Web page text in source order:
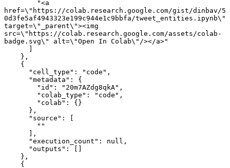
href=\"https://colab.research.google.com/gist/dinbav/5
0d3fe5af4943323e199c944e1c9bbfa/tweet_entities.ipynb\"
target=\"_parent\"><img
src=\"https://colab.research.google.com/assets/colab-
badge.svg\" alt=\"Open In Colab\"/></a>"
    },
    {
      "cell_type": "code",
      "metadata": {
        "id": "20m7AZdg8qkA",
        "colab_type": "code",
        "colab": {}
      },
      "source": [
        ""
      ],
      "execution_count": null,
      "outputs": []
    },
    {